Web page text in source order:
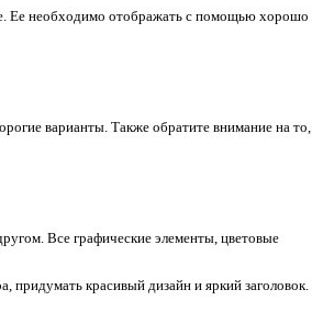
Ее необходимо отображать с помощью хорошо
варианты. Также обратите внимание на то,
Все графические элементы, цветовые
придумать красивый дизайн и яркий заголовок.